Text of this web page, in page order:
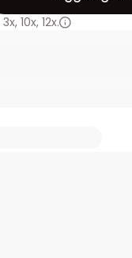
3x, 10x, 12x.